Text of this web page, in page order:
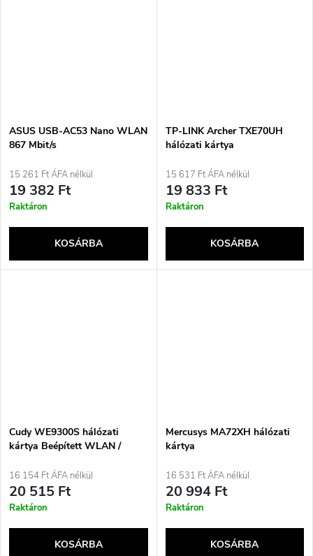
ASUS USB-AC53 Nano WLAN
867 Mbit/s
15 261 Ft ÁFA nélkül
19 382 Ft
Raktáron
KOSÁRBA
TP-LINK Archer TXE70UH
hálózati kártya
15 617 Ft ÁFA nélkül
19 833 Ft
Raktáron
KOSÁRBA
Cudy WE9300S hálózati
kártya Beépített WLAN /
16 154 Ft ÁFA nélkül
20 515 Ft
Raktáron
KOSÁRBA
Mercusys MA72XH hálózati
kártya
16 531 Ft ÁFA nélkül
20 994 Ft
Raktáron
KOSÁRBA